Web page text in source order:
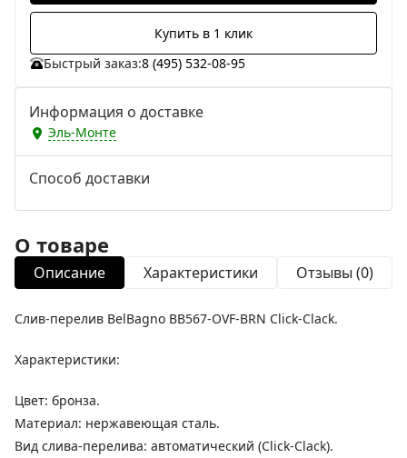
Купить в 1 клик
Быстрый заказ:8 (495) 532-08-95
Информация о доставке
Эль-Монте
Способ доставки
О товаре
Описание Характеристики Отзывы (0)
Слив-перелив BelBagno BB567-OVF-BRN Click-Clack.
Характеристики:
Цвет: бронза.
Материал: нержавеющая сталь.
Вид слива-перелива: автоматический (Click-Clack).